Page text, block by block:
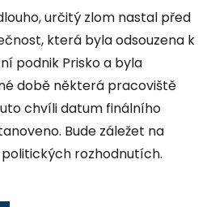
určitý zlom nastal před
která byla odsouzena k
podnik Prisko a byla
době některá pracoviště
chvíli datum finálního
Bude záležet na
rozhodnutích.